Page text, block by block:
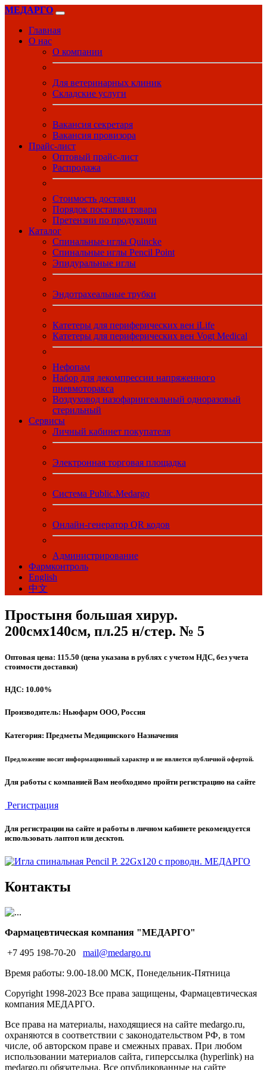
МЕДАРГО
Главная
О нас
О компании
Для ветеринарных клиник
Складские услуги
Вакансия секретаря
Вакансия провизора
Прайс-лист
Оптовый прайс-лист
Распродажа
Стоимость доставки
Порядок поставки товара
Претензии по продукции
Каталог
Спинальные иглы Quincke
Спинальные иглы Pencil Point
Эпидуральные иглы
Эндотрахеальные трубки
Катетеры для периферических вен iLife
Катетеры для периферических вен Vogt Medical
Нефопам
Набор для декомпрессии напряженного
пневмоторакса
Воздуховод назофарингеальный одноразовый
стерильный
Сервисы
Личный кабинет покупателя
Электронная торговая площадка
Система Public.Medargo
Онлайн-генератор QR кодов
Администрирование
Фармконтроль
English
中文
Простыня большая хирур.
200смх140см, пл.25 н/стер. № 5
Оптовая цена: 115.50 (цена указана в рублях с учетом НДС, без учета
стоимости доставки)
НДС: 10.00%
Производитель: Ньюфарм ООО, Россия
Категория: Предметы Медицинского Назначения
Предложение носит информационный характер и не является публичной офертой.
Для работы с компанией Вам необходимо пройти регистрацию на сайте
Регистрация
Для регистрации на сайте и работы в личном кабинете рекомендуется
использовать лаптоп или десктоп.
Контакты
Фармацевтическая компания "МЕДАРГО"
+7 495 198-70-20
mail@medargo.ru
Время работы: 9.00-18.00 МСК, Понедельник-Пятница
Copyright 1998-2023 Все права защищены, Фармацевтическая
компания МЕДАРГО.
Все права на материалы, находящиеся на сайте medargo.ru,
охраняются в соответствии с законодательством РФ, в том
числе, об авторском праве и смежных правах. При любом
использовании материалов сайта, гиперссылка (hyperlink) на
medargo.ru обязательна. Все опубликованные на сайте